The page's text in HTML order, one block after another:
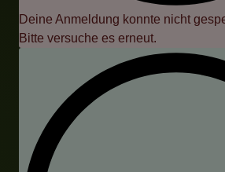
Deine Anmeldung konnte nicht
Bitte versuche es erneut.